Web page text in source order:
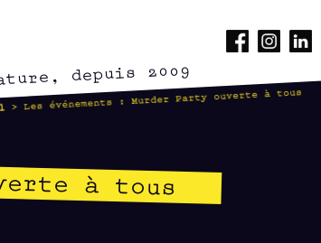
depuis 2009
> Les événements : Murder Party ouverte à tous
à tous